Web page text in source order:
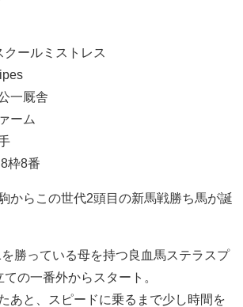
クールミストレス
一厩舎
ーム
8番
からこの世代2頭目の新馬戦勝ち馬が誕
勝っている母を持つ良血馬ステラスプ
の一番外からスタート。
あと、スピードに乗るまで少し時間を